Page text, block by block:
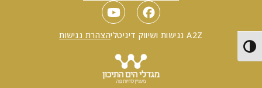
מתג ניגודיות גבוהה
A2Z נגישות ושיווק דיגיטלי הצהרת נגישות